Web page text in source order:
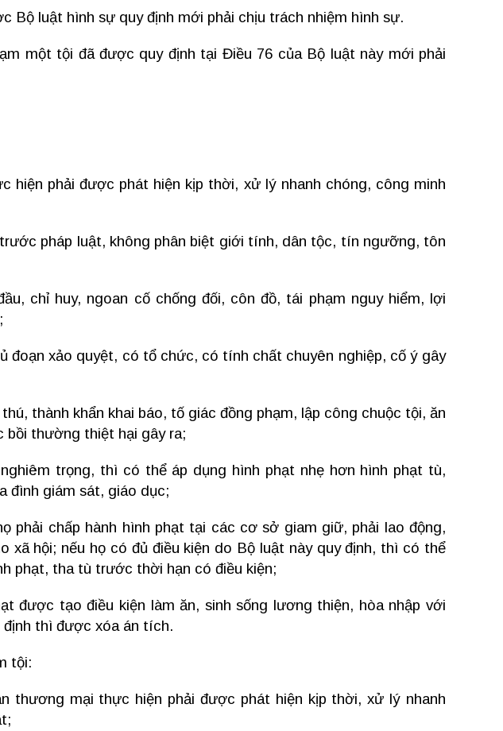
Bộ luật hình sự quy định mới phải chịu trách nhiệm hình sự.
một tội đã được quy định tại Điều 76 của Bộ luật này mới phải
hiện phải được phát hiện kịp thời, xử lý nhanh chóng, công minh
pháp luật, không phân biệt giới tính, dân tộc, tín ngưỡng, tôn
chỉ huy, ngoan cố chống đối, côn đồ, tái phạm nguy hiểm, lợi
đoạn xảo quyệt, có tổ chức, có tính chất chuyên nghiệp, cố ý gây
thành khẩn khai báo, tố giác đồng phạm, lập công chuộc tội, ăn
bồi thường thiệt hại gây ra;
trọng, thì có thể áp dụng hình phạt nhẹ hơn hình phạt tù,
đình giám sát, giáo dục;
phải chấp hành hình phạt tại các cơ sở giam giữ, phải lao động,
hội; nếu họ có đủ điều kiện do Bộ luật này quy định, thì có thể
phạt, tha tù trước thời hạn có điều kiện;
được tạo điều kiện làm ăn, sinh sống lương thiện, hòa nhập với
định thì được xóa án tích.
tội:
thương mại thực hiện phải được phát hiện kịp thời, xử lý nhanh